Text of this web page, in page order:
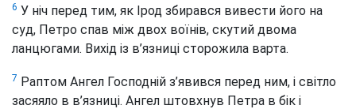
6 У ніч перед тим, як Ірод збирався вивести його на
суд, Петро спав між двох воїнів, скутий двома
ланцюгами. Вихід із в’язниці сторожила варта.
7 Раптом Ангел Господній з’явився перед ним, і світло
засяяло в в’язниці. Ангел штовхнув Петра в бік і